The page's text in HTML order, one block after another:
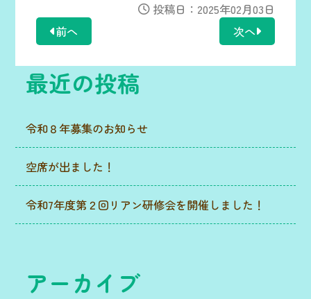
投稿日：2025年02月03日
前へ
次へ
最近の投稿
令和８年募集のお知らせ
空席が出ました！
令和7年度第２回リアン研修会を開催しました！
アーカイブ